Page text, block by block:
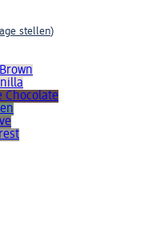
stellen)
Chocolate